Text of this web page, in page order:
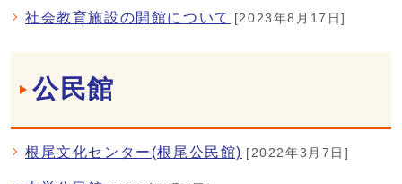
社会教育施設の開館について [2023年8月17日]
公民館
根尾文化センター(根尾公民館) [2022年3月7日]